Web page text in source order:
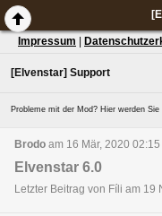
Impressum
[Elvenstar] Support
Probleme mit der Mod? Hier werden Sie
Brodo am 16 Mär, 2020 02:15
Elvenstar 6.0
Letzter Beitrag von Fíli am 19